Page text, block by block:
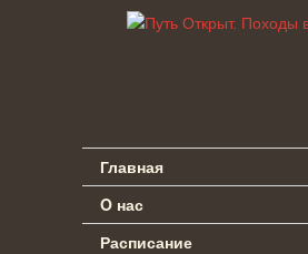
Главная
O нас
Расписание